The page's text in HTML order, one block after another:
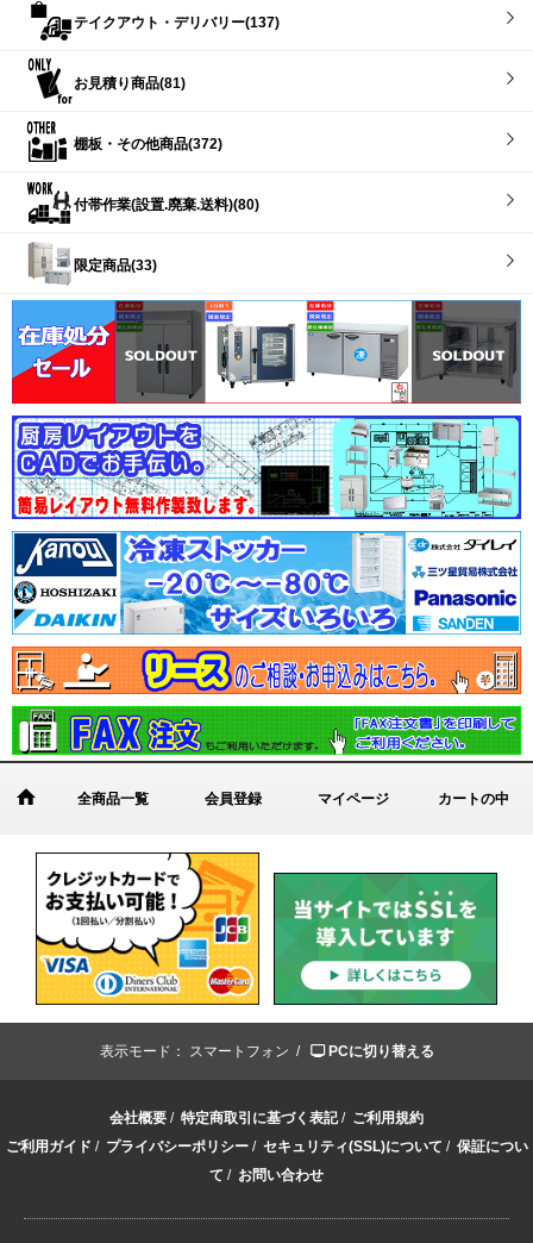
テイクアウト・デリバリー(137)
お見積り商品(81)
棚板・その他商品(372)
付帯作業(設置.廃棄.送料)(80)
限定商品(33)
全商品一覧 会員登録 マイページ カートの中
表示モード： スマートフォン / PCに切り替える
会社概要 / 特定商取引に基づく表記/ ご利用規約
ご利用ガイド / プライバシーポリシー/ セキュリティ(SSL)について / 保証につい
て / お問い合わせ